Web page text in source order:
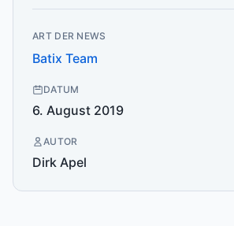
ART DER NEWS
Batix Team
DATUM
6. August 2019
AUTOR
Dirk Apel